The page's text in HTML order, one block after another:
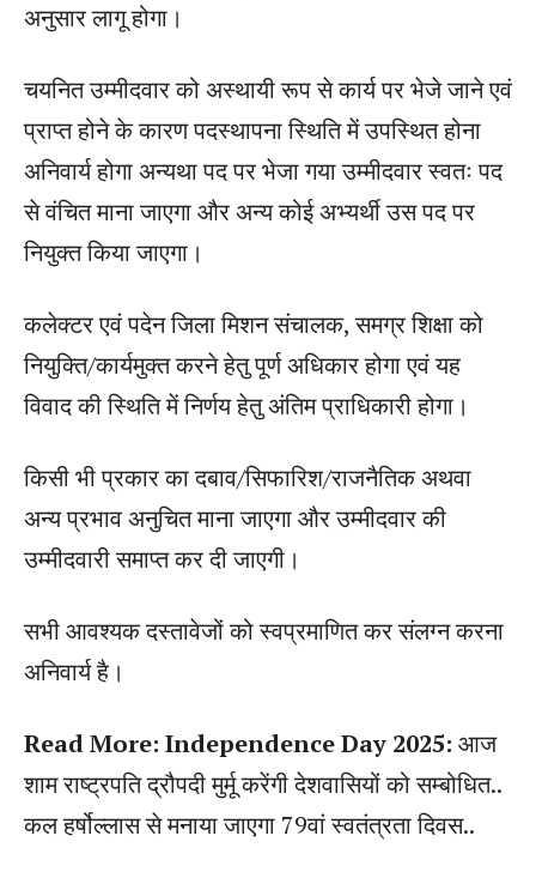
अनुसार लागू होगा।
चयनित उम्मीदवार को अस्थायी रूप से कार्य पर भेजे जाने एवं
प्राप्त होने के कारण पदस्थापना स्थिति में उपस्थित होना
अनिवार्य होगा अन्यथा पद पर भेजा गया उम्मीदवार स्वतः पद
से वंचित माना जाएगा और अन्य कोई अभ्यर्थी उस पद पर
नियुक्त किया जाएगा।
कलेक्टर एवं पदेन जिला मिशन संचालक, समग्र शिक्षा को
नियुक्ति/कार्यमुक्त करने हेतु पूर्ण अधिकार होगा एवं यह
विवाद की स्थिति में निर्णय हेतु अंतिम प्राधिकारी होगा।
किसी भी प्रकार का दबाव/सिफारिश/राजनैतिक अथवा
अन्य प्रभाव अनुचित माना जाएगा और उम्मीदवार की
उम्मीदवारी समाप्त कर दी जाएगी।
सभी आवश्यक दस्तावेजों को स्वप्रमाणित कर संलग्न करना
अनिवार्य है।
Read More: Independence Day 2025: आज
शाम राष्ट्रपति द्रौपदी मुर्मू करेंगी देशवासियों को सम्बोधित..
कल हर्षोल्लास से मनाया जाएगा 79वां स्वतंत्रता दिवस..